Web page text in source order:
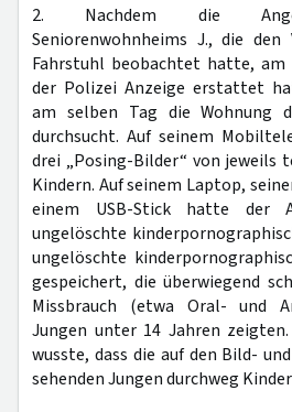
2. Nachdem die
Seniorenwohnheims J., die
Fahrstuhl beobachtet hatte, am
der Polizei Anzeige erstattet
am selben Tag die Wohnung
durchsucht. Auf seinem
drei „Posing-Bilder“ von jeweils
Kindern. Auf seinem Laptop,
einem USB-Stick hatte der
ungelöschte
ungelöschte
gespeichert, die überwiegend
Missbrauch (etwa Oral- und
Jungen unter 14 Jahren
wusste, dass die auf den Bild-
sehenden Jungen durchweg